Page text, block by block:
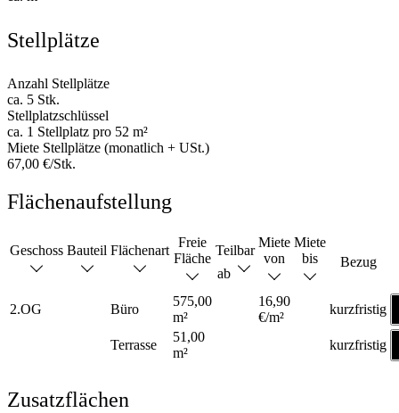
Stellplätze
Anzahl Stellplätze
ca. 5 Stk.
Stellplatzschlüssel
ca. 1 Stellplatz pro 52 m²
Miete Stellplätze (monatlich + USt.)
67,00 €/Stk.
Flächenaufstellung
Geschoss Bauteil Flächenart
Freie
Fläche
Teilbar
ab
Miete
von
Miete
bis
Bezug
2.OG Büro
575,00
m²
16,90
€/m²
kurzfristig
Terrasse
51,00
m²
kurzfristig
Zusatzflächen